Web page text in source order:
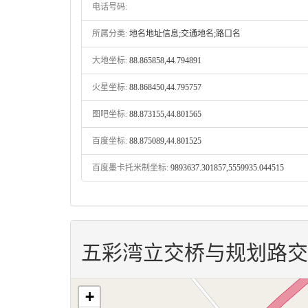
电话号码:
所属分类: 地名地址信息;交通地名;路口名
大地坐标: 88.865858,44.794891
火星坐标: 88.868450,44.795757
图吧坐标: 88.873155,44.801565
百度坐标: 88.875089,44.801525
百度墨卡托米制坐标: 9893637.301857,5559935.044515
五彩湾立交桥与规划路
+